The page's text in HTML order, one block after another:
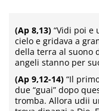
(Ap 8,13) “Vidi poi e
cielo e gridava a
della terra al suono
angeli stanno per
(Ap 9,12-14) “Il
due “guai” dopo
tromba. Allora udii